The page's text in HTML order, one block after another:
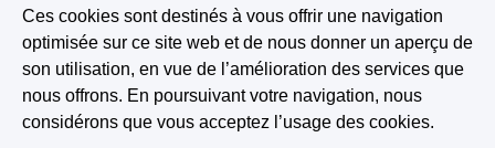
Causé la mort d'une personne est une chose,
craché dessus en est une autre.
J'aurai aimé connaître cette vidéo avant, comme
Ces cookies sont destinés à vous offrir une navigation
optimisée sur ce site web et de nous donner un aperçu de
son utilisation, en vue de l’amélioration des services que
nous offrons. En poursuivant votre navigation, nous
considérons que vous acceptez l’usage des cookies.